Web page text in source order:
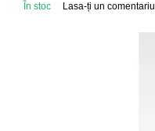
În stoc Lasa-ți un comentariu